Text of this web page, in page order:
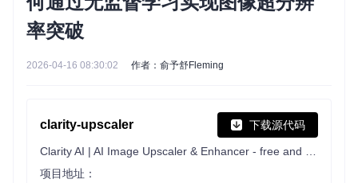
率突破
2026-04-16 08:30:02 作者：俞予舒Fleming
clarity-upscaler 下载源代码
项目地址：